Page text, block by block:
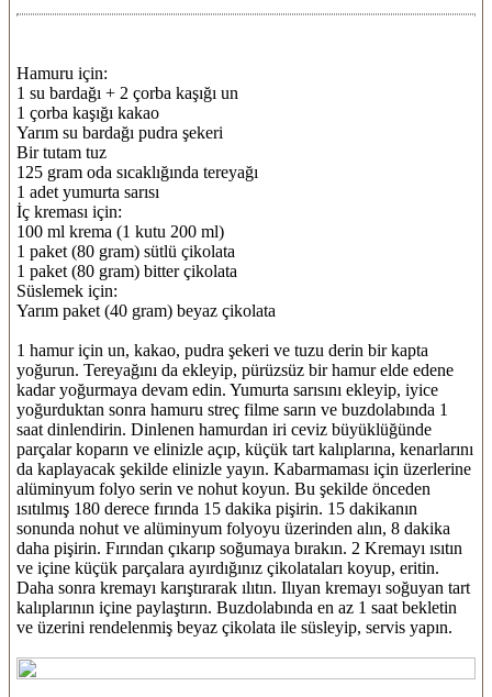
Hamuru için:
1 su bardağı + 2 çorba kaşığı un
1 çorba kaşığı kakao
Yarım su bardağı pudra şekeri
Bir tutam tuz
125 gram oda sıcaklığında tereyağı
1 adet yumurta sarısı
İç kreması için:
100 ml krema (1 kutu 200 ml)
1 paket (80 gram) sütlü çikolata
1 paket (80 gram) bitter çikolata
Süslemek için:
Yarım paket (40 gram) beyaz çikolata
1 hamur için un, kakao, pudra şekeri ve tuzu derin bir kapta
yoğurun. Tereyağını da ekleyip, pürüzsüz bir hamur elde edene
kadar yoğurmaya devam edin. Yumurta sarısını ekleyip, iyice
yoğurduktan sonra hamuru streç filme sarın ve buzdolabında 1
saat dinlendirin. Dinlenen hamurdan iri ceviz büyüklüğünde
parçalar koparın ve elinizle açıp, küçük tart kalıplarına, kenarlarını
da kaplayacak şekilde elinizle yayın. Kabarmaması için üzerlerine
alüminyum folyo serin ve nohut koyun. Bu şekilde önceden
ısıtılmış 180 derece fırında 15 dakika pişirin. 15 dakikanın
sonunda nohut ve alüminyum folyoyu üzerinden alın, 8 dakika
daha pişirin. Fırından çıkarıp soğumaya bırakın. 2 Kremayı ısıtın
ve içine küçük parçalara ayırdığınız çikolataları koyup, eritin.
Daha sonra kremayı karıştırarak ılıtın. Ilıyan kremayı soğuyan tart
kalıplarının içine paylaştırın. Buzdolabında en az 1 saat bekletin
ve üzerini rendelenmiş beyaz çikolata ile süsleyip, servis yapın.